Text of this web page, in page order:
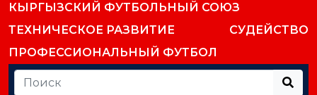
КЫРГЫЗСКИЙ ФУТБОЛЬНЫЙ СОЮЗ
ТЕХНИЧЕСКОЕ РАЗВИТИЕ
СУДЕЙСТВО
ПРОФЕССИОНАЛЬНЫЙ ФУТБОЛ